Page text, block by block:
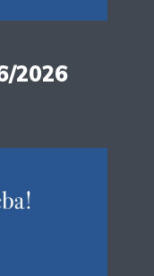
2026